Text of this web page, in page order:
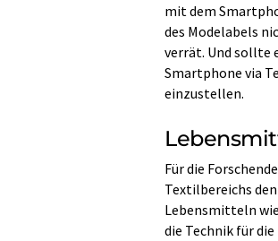
mit dem
des Modelabels
verrät. Und sollte
Smartphone via
einzustellen.
Für die
Textilbereichs
Lebensmitteln
die Technik für